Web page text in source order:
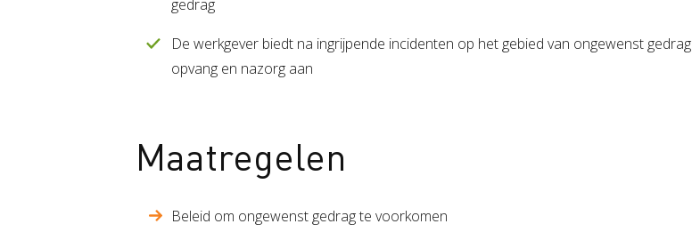
gedrag
De werkgever biedt na ingrijpende incidenten op het gebied van ongewenst gedrag
opvang en nazorg aan
Maatregelen
Beleid om ongewenst gedrag te voorkomen